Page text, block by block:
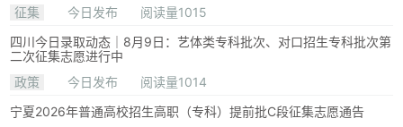
征集
今日发布
阅读量1015
四川今日录取动态｜8月9日：艺体类专科批次、对口招生专科批次第
二次征集志愿进行中
政策
今日发布
阅读量1014
宁夏2026年普通高校招生高职（专科）提前批C段征集志愿通告